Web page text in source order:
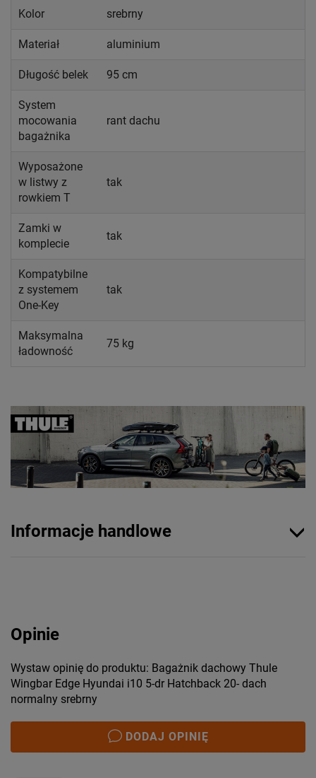
Kolor srebrny
Materiał aluminium
Długość belek 95 cm
System
mocowania
bagażnika
rant dachu
Wyposażone
w listwy z
rowkiem T
tak
Zamki w
komplecie
tak
Kompatybilne
z systemem
One-Key
tak
Maksymalna
ładowność
75 kg
Informacje handlowe
Opinie
Wystaw opinię do produktu: Bagażnik dachowy Thule
Wingbar Edge Hyundai i10 5-dr Hatchback 20- dach
normalny srebrny
DODAJ OPINIĘ